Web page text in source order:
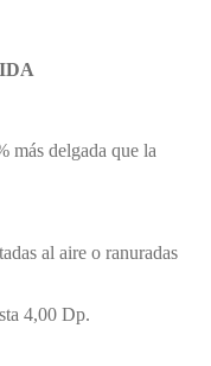
más delgada que la
al aire o ranuradas
4,00 Dp.